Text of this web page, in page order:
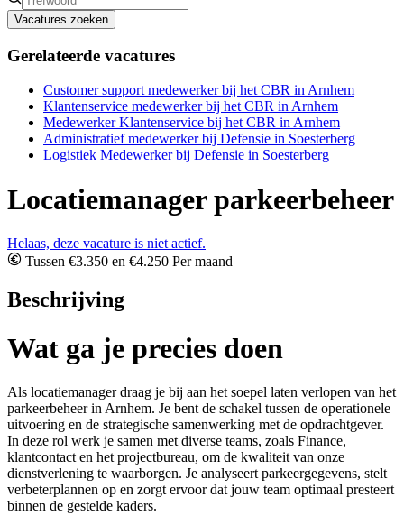
Vacatures zoeken
Gerelateerde vacatures
Customer support medewerker bij het CBR in Arnhem
Klantenservice medewerker bij het CBR in Arnhem
Medewerker Klantenservice bij het CBR in Arnhem
Administratief medewerker bij Defensie in Soesterberg
Logistiek Medewerker bij Defensie in Soesterberg
Locatiemanager parkeerbeheer
Helaas, deze vacature is niet actief.
Tussen €3.350 en €4.250 Per maand
Beschrijving
Wat ga je precies doen
Als locatiemanager draag je bij aan het soepel laten verlopen van het
parkeerbeheer in Arnhem. Je bent de schakel tussen de operationele
uitvoering en de strategische samenwerking met de opdrachtgever.
In deze rol werk je samen met diverse teams, zoals Finance,
klantcontact en het projectbureau, om de kwaliteit van onze
dienstverlening te waarborgen. Je analyseert parkeergegevens, stelt
verbeterplannen op en zorgt ervoor dat jouw team optimaal presteert
binnen de gestelde kaders.